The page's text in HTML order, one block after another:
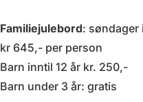
Familiejulebord: søndager
kr 645,- per person
Barn inntil 12 år kr. 250,-
Barn under 3 år: gratis